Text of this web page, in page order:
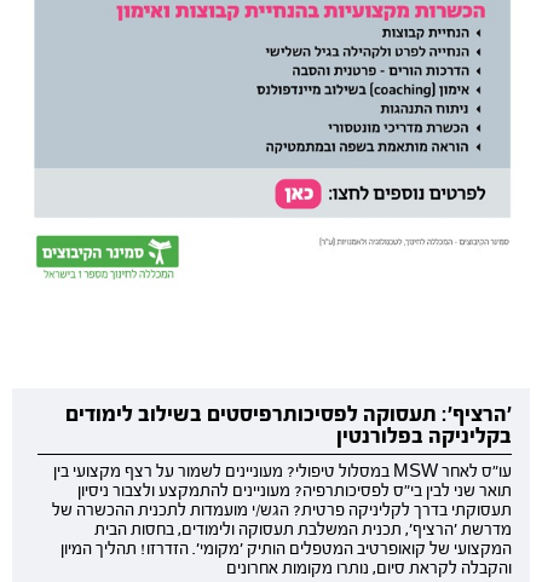
'הרציף': תעסוקה לפסיכותרפיסטים בשילוב לימודים
בקליניקה בפלורנטין
עו"ס לאחר MSW במסלול טיפולי? מעוניינים לשמור על רצף מקצועי בין
תואר שני לבין בי"ס לפסיכותרפיה? מעוניינים להתמקצע ולצבור ניסיון
תעסוקתי בדרך לקליניקה פרטית? הגש/י מועמדות לתכנית ההכשרה של
מדרשת 'הרציף', תכנית המשלבת תעסוקה ולימודים, בחסות הבית
המקצועי של קואופרטיב המטפלים הותיק 'מקומי'. הזדרזו! תהליך המיון
והקבלה לקראת סיום, נותרו מקומות אחרונים